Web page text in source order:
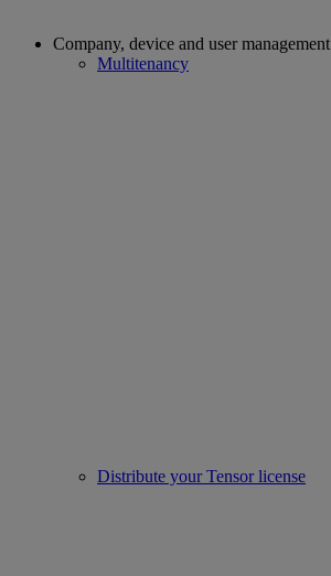
Company, device and user management
Multitenancy
Distribute your Tensor license